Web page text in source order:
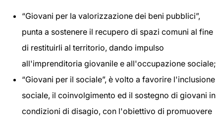
“Giovani per la valorizzazione dei beni pubblici”,
punta a sostenere il recupero di spazi comuni al fine
di restituirli al territorio, dando impulso
all'imprenditoria giovanile e all'occupazione sociale;
“Giovani per il sociale”, è volto a favorire l'inclusione
sociale, il coinvolgimento ed il sostegno di giovani in
condizioni di disagio, con l'obiettivo di promuovere